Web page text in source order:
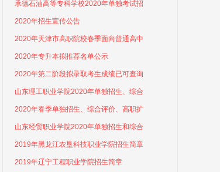
承德石油高等专科学校2020年单独考试招
2020年招生宣传公告
2020年天津市高职院校春季面向普通高中
2020年专升本拟推荐名单公示
2020年第二阶段拟录取考生成绩已可查询
山东理工职业学院2020年单独招生、综合
2020年春季单独招生、综合评价、高职扩
山东经贸职业学院2020年单独招生和综合
2019年黑龙江农垦科技职业学院招生简章
2019年辽宁工程职业学院招生简章